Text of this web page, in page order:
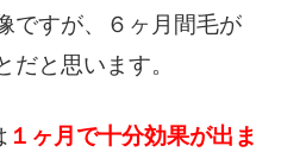
ですが、６ヶ月間毛が
だと思います。
１ヶ月で十分効果が出ま